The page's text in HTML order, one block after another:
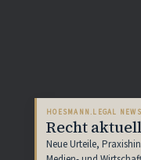
HOESMANN.LEGAL
Recht
Neue Urteile,